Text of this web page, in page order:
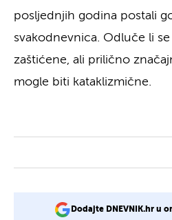
posljednjih godina postali
svakodnevnica. Odluče li
zaštićene, ali prilično
mogle biti kataklizmične.
Dodajte DNEVNIK.hr u